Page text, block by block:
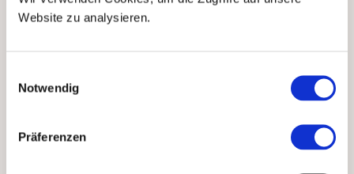
Website zu analysieren.
Notwendig
Präferenzen
als ein zentrales